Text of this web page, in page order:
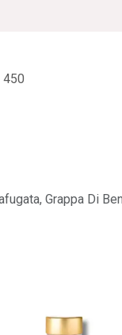
450
Grappa Di